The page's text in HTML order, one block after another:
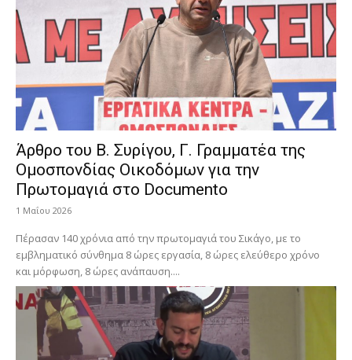
Άρθρο του Β. Συρίγου, Γ. Γραμματέα της
Ομοσπονδίας Οικοδόμων για την
Πρωτομαγιά στο Documento
1 Μαΐου 2026
Πέρασαν 140 χρόνια από την πρωτομαγιά του Σικάγο, με το
εμβληματικό σύνθημα 8 ώρες εργασία, 8 ώρες ελεύθερο χρόνο
και μόρφωση, 8 ώρες ανάπαυση....